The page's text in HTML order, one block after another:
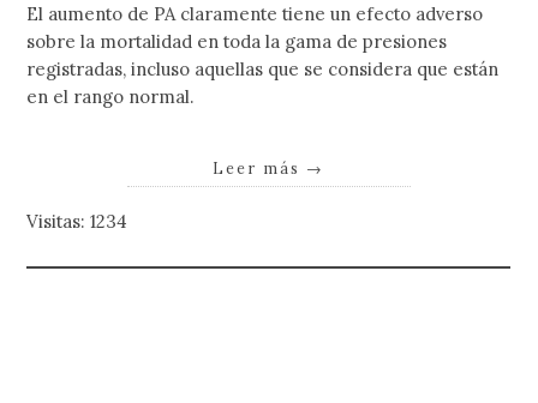
El aumento de PA claramente tiene un efecto adverso
sobre la mortalidad en toda la gama de presiones
registradas, incluso aquellas que se considera que están
en el rango normal.
Leer más →
Visitas: 1234